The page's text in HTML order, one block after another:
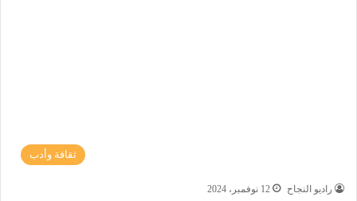
ثقافة وأدب
راديو النجاح 12 نوفمبر، 2024